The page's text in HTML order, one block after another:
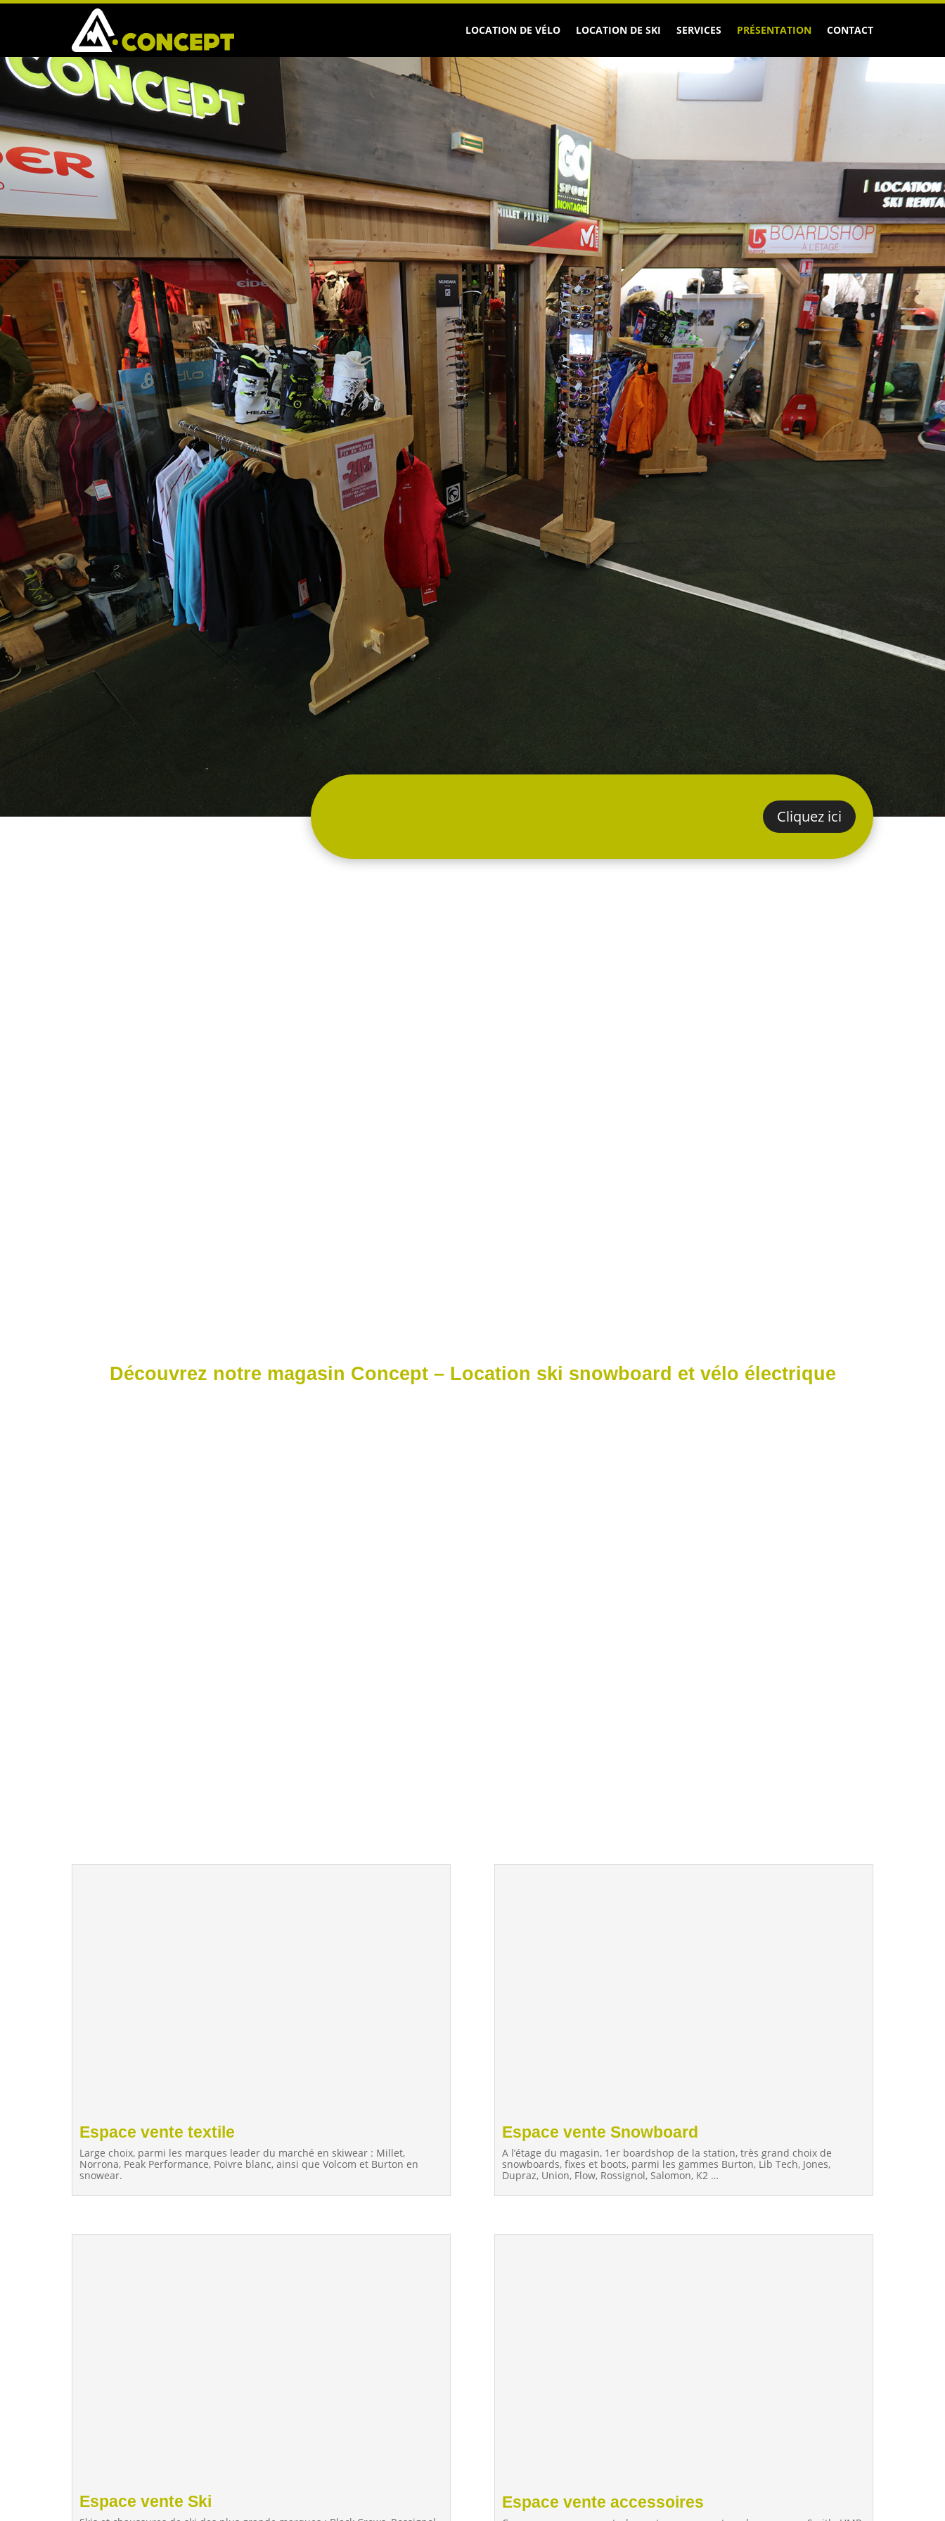
LOCATION DE VÉLO LOCATION DE SKI SERVICES PRÉSENTATION CONTACT
Cliquez ici
Découvrez notre magasin Concept – Location ski snowboard et vélo électrique
Espace vente textile
Large choix, parmi les marques leader du marché en skiwear : Millet,
Norrona, Peak Performance, Poivre blanc, ainsi que Volcom et Burton en
snowear.
Espace vente Snowboard
A l’étage du magasin, 1er boardshop de la station, très grand choix de
snowboards, fixes et boots, parmi les gammes Burton, Lib Tech, Jones,
Dupraz, Union, Flow, Rossignol, Salomon, K2 …
Espace vente Ski Espace vente accessoires